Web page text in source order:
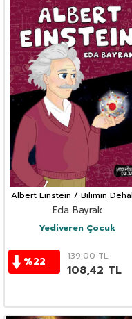
Albert Einstein / Bilimin
Eda Bayrak
Yediveren Çocuk
%22 139,00TL
108,42 TL